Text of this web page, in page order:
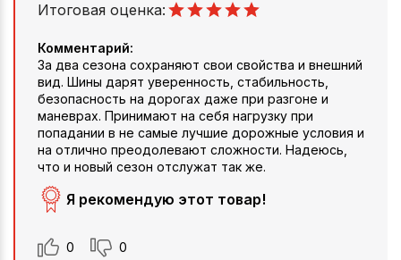
Итоговая оценка:
Комментарий:
За два сезона сохраняют свои свойства и внешний
вид. Шины дарят уверенность, стабильность,
безопасность на дорогах даже при разгоне и
маневрах. Принимают на себя нагрузку при
попадании в не самые лучшие дорожные условия и
на отлично преодолевают сложности. Надеюсь,
что и новый сезон отслужат так же.
Я рекомендую этот товар!
0 0